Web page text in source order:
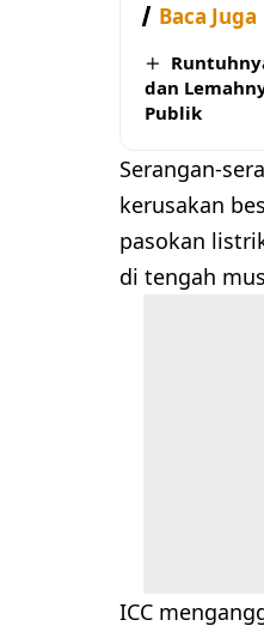
Baca Juga
dan
Publik
Serangan-
kerusakan
pasokan
di tengah
ICC